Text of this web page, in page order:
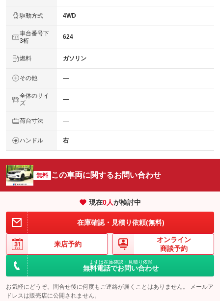
駆動方式 4WD
車台番号下
3桁
624
燃料 ガソリン
その他 ―
全体のサイ
ズ
―
荷台寸法 ―
ハンドル 右
無料 この車両に関するお問い合わせ
現在0人が検討中
在庫確認・見積り依頼(無料)
来店予約
オンライン
商談予約
まずは在庫確認・見積り依頼
無料電話でお問い合わせ
お気軽にどうぞ。問合せ後に何度もご連絡が届くことはありません。 メールア
ドレスは販売店に公開されません。